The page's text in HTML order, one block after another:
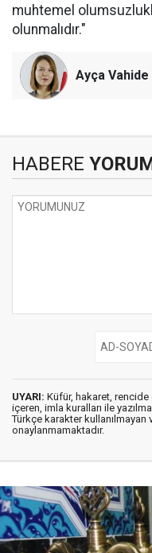
muhtemel
olunmalıdır."
Ayça Vahide
HABERE
UYARI: Küfür, hakaret, rencide
içeren, imla kuralları ile
Türkçe karakter kullanılmayan
onaylanmamaktadır.